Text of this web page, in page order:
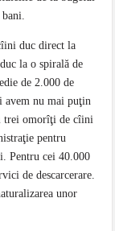
duc direct la
la o spirală de
de 2.000 de
avem nu mai puţin
trei omorîţi de cîini
pentru
Pentru cei 40.000
de descarcerare.
unor